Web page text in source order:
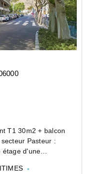
T1 30m2 + balcon
Pasteur :
étage d'une